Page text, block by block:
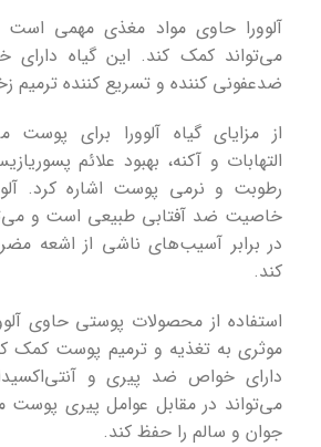
آلوورا حاوی مواد مغذی مهمی
می‌تواند کمک کند. این گیاه دارای
ضدعفونی کننده و تسریع کننده ترمیم
از مزایای گیاه آلوورا برای
التهابات و آکنه، بهبود علائم
رطوبت و نرمی پوست اشاره کرد.
خاصیت ضد آفتابی طبیعی است و
در برابر آسیب‌های ناشی از اشعه
کند.
استفاده از محصولات پوستی حاوی
موثری به تغذیه و ترمیم پوست کمک
دارای خواص ضد پیری و
می‌تواند در مقابل عوامل پیری پوست
جوان و سالم را حفظ کند.